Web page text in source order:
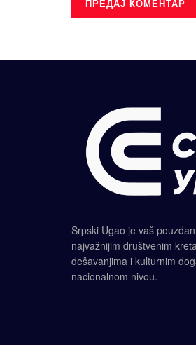
Srpski Ugao je vaš
najvažnijim društvenim
dešavanjima i kulturnim
nacionalnom nivou.